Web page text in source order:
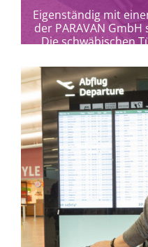
Eigenständig mit
der PARAVAN
Die schwäbischen